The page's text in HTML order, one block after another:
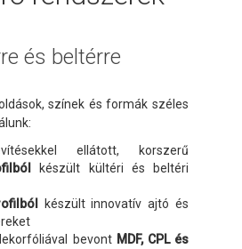
és beltérre
színek és formák széles
ellátott, korszerű
készült kültéri és beltéri
készült innovatív ajtó és
bevont MDF, CPL és